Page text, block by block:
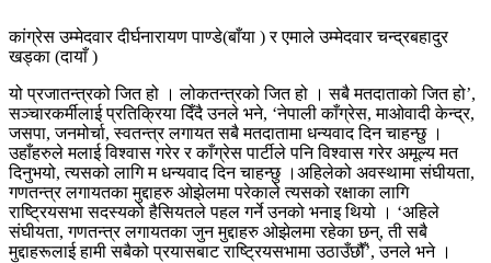
कांग्रेस उम्मेदवार दीर्घनारायण पाण्डे(बाँया ) र एमाले उम्मेदवार चन्द्रबहादुर
खड्का (दायाँ )
यो प्रजातन्त्रको जित हो । लोकतन्त्रको जित हो । सबै मतदाताको जित हो’,
सञ्चारकर्मीलाई प्रतिक्रिया दिँदै उनले भने, ‘नेपाली काँग्रेस, माओवादी केन्द्र,
जसपा, जनमोर्चा, स्वतन्त्र लगायत सबै मतदातामा धन्यवाद दिन चाहन्छु ।
उहाँहरुले मलाई विश्वास गरेर र काँग्रेस पार्टीले पनि विश्वास गरेर अमूल्य मत
दिनुभयो, त्यसको लागि म धन्यवाद दिन चाहन्छु ।अहिलेको अवस्थामा संघीयता,
गणतन्त्र लगायतका मुद्दाहरु ओझेलमा परेकाले त्यसको रक्षाका लागि
राष्ट्रियसभा सदस्यको हैसियतले पहल गर्ने उनको भनाइ थियो । ‘अहिले
संघीयता, गणतन्त्र लगायतका जुन मुद्दाहरु ओझेलमा रहेका छन्, ती सबै
मुद्दाहरूलाई हामी सबैको प्रयासबाट राष्ट्रियसभामा उठाउँछौँ’, उनले भने ।